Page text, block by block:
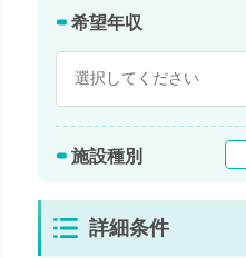
希望年収
施設種別
詳細条件